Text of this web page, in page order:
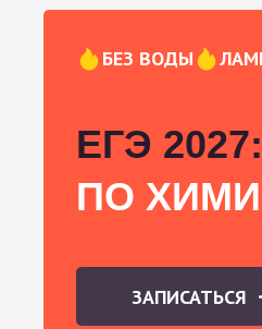
БЕЗ ВОДЫ
ЕГЭ 2027:
ПО
ЗАПИСАТЬСЯ